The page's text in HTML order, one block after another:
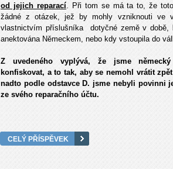
od jejich reparací. Při tom se má ta to, že toto
žádné z otázek, jež by mohly vzniknouti ve
vlastnictvím příslušníka dotyčné země v době,
anektována Německem, nebo kdy vstoupila do
Z uvedeného vyplývá, že jsme
konfiskovat, a to tak, aby se nemohl vrátit
nadto podle odstavce D. jsme nebyli povinni
ze svého reparačního účtu.
CELÝ PŘÍSPĚVEK